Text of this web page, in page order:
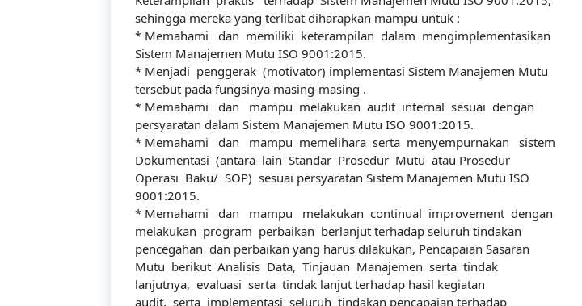
sehingga mereka yang terlibat diharapkan mampu untuk :
* Memahami dan memiliki keterampilan dalam mengimplementasikan
Sistem Manajemen Mutu ISO 9001:2015.
* Menjadi penggerak (motivator) implementasi Sistem Manajemen Mutu
tersebut pada fungsinya masing-masing .
* Memahami dan mampu melakukan audit internal sesuai dengan
persyaratan dalam Sistem Manajemen Mutu ISO 9001:2015.
* Memahami dan mampu memelihara serta menyempurnakan sistem
Dokumentasi (antara lain Standar Prosedur Mutu atau Prosedur
Operasi Baku/ SOP) sesuai persyaratan Sistem Manajemen Mutu ISO
9001:2015.
* Memahami dan mampu melakukan continual improvement dengan
melakukan program perbaikan berlanjut terhadap seluruh tindakan
pencegahan dan perbaikan yang harus dilakukan, Pencapaian Sasaran
Mutu berikut Analisis Data, Tinjauan Manajemen serta tindak
lanjutnya, evaluasi serta tindak lanjut terhadap hasil kegiatan
audit, serta implementasi seluruh tindakan pencapaian terhadap